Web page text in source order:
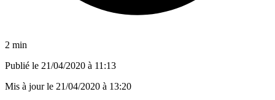
2 min
Publié le 21/04/2020 à 11:13
Mis à jour le 21/04/2020 à 13:20